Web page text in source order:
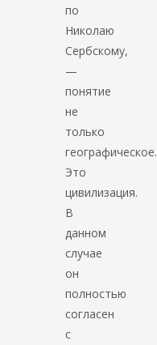
по
Николаю
Сербскому,
—
понятие
не
только
географическое.
Это
цивилизация.
В
данном
случае
он
полностью
согласен
с